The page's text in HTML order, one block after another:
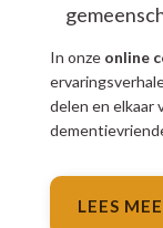
In onze online
delen en elkaar
LEES